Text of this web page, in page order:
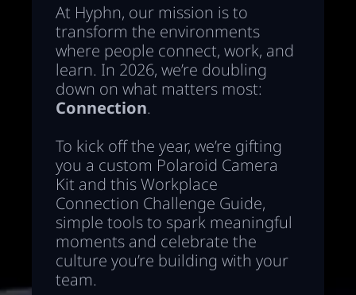
At Hyphn, our mission is to
transform the environments
where people connect, work, and
learn. In 2026, we’re doubling
down on what matters most:
Connection.
To kick off the year, we’re gifting
you a custom Polaroid Camera
Kit and this Workplace
Connection Challenge Guide,
simple tools to spark meaningful
moments and celebrate the
culture you’re building with your
team.